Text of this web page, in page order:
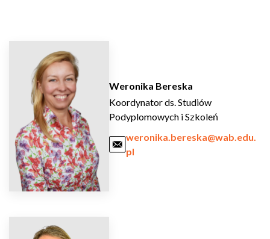
Weronika Bereska
Koordynator ds. Studiów
Podyplomowych i Szkoleń
weronika.bereska@wab.edu.
pl